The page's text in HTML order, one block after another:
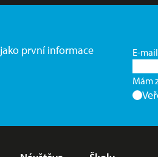
první informace
E-mail
Mám